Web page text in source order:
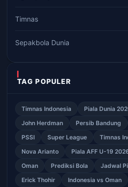
Timnas
Sepakbola Dunia
TAG POPULER
Timnas Indonesia Piala Dunia
John Herdman
Persib Bandung
PSSI
Super League
Timnas
Nova Arianto
Piala AFF U-19
Oman
Prediksi Bola
Jadwal
Erick Thohir
Indonesia vs Oman